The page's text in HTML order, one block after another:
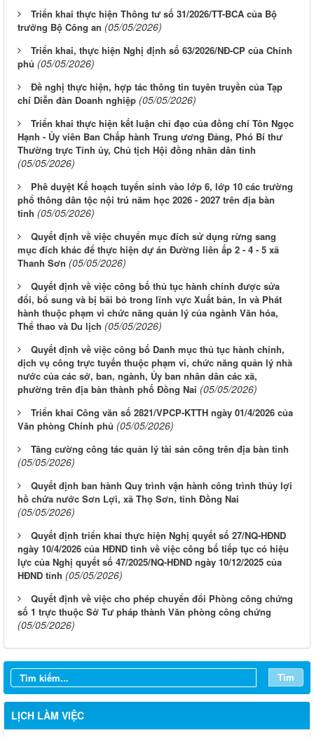
Triển khai thực hiện Thông tư số 31/2026/TT-BCA của Bộ
trưởng Bộ Công an (05/05/2026)
Triển khai, thực hiện Nghị định số 63/2026/NĐ-CP của Chính
phủ (05/05/2026)
Đề nghị thực hiện, hợp tác thông tin tuyên truyền của Tạp
chí Diễn đàn Doanh nghiệp (05/05/2026)
Triển khai thực hiện kết luận chỉ đạo của đồng chí Tôn Ngọc
Hạnh - Ủy viên Ban Chấp hành Trung ương Đảng, Phó Bí thư
Thường trực Tỉnh ủy, Chủ tịch Hội đồng nhân dân tỉnh
(05/05/2026)
Phê duyệt Kế hoạch tuyển sinh vào lớp 6, lớp 10 các trường
phổ thông dân tộc nội trú năm học 2026 - 2027 trên địa bàn
tỉnh (05/05/2026)
Quyết định về việc chuyển mục đích sử dụng rừng sang
mục đích khác để thực hiện dự án Đường liên ấp 2 - 4 - 5 xã
Thanh Sơn (05/05/2026)
Quyết định về việc công bố thủ tục hành chính được sửa
đổi, bổ sung và bị bãi bỏ trong lĩnh vực Xuất bản, In và Phát
hành thuộc phạm vi chức năng quản lý của ngành Văn hóa,
Thể thao và Du lịch (05/05/2026)
Quyết định về việc công bố Danh mục thủ tục hành chính,
dịch vụ công trực tuyến thuộc phạm vi, chức năng quản lý nhà
nước của các sở, ban, ngành, Ủy ban nhân dân các xã,
phường trên địa bàn thành phố Đồng Nai (05/05/2026)
Triển khai Công văn số 2821/VPCP-KTTH ngày 01/4/2026 của
Văn phòng Chính phủ (05/05/2026)
Tăng cường công tác quản lý tài sản công trên địa bàn tỉnh
(05/05/2026)
Quyết định ban hành Quy trình vận hành công trình thủy lợi
hồ chứa nước Sơn Lợi, xã Thọ Sơn, tỉnh Đồng Nai
(05/05/2026)
Quyết định triển khai thực hiện Nghị quyết số 27/NQ-HĐND
ngày 10/4/2026 của HĐND tỉnh về việc công bố tiếp tục có hiệu
lực của Nghị quyết số 47/2025/NQ-HĐND ngày 10/12/2025 của
HĐND tỉnh (05/05/2026)
Quyết định về việc cho phép chuyển đổi Phòng công chứng
số 1 trực thuộc Sở Tư pháp thành Văn phòng công chứng
(05/05/2026)
Tìm
LỊCH LÀM VIỆC
Từ ngày 27/7/2026 đến ngày 02/8/2026
Từ ngày 20/7/2026 đến ngày 26/7/2026
Từ ngày 13/7/2026 đến ngày 18/7/2026